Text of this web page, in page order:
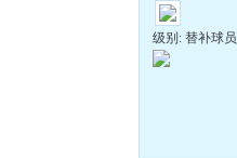
级别: 替补球员